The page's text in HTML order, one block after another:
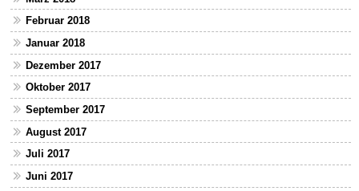
Februar 2018
Januar 2018
Dezember 2017
Oktober 2017
September 2017
August 2017
Juli 2017
Juni 2017